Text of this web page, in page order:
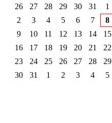
26
27 28 29 30 31
1
2
3 4 5 6 7
8
9
10 11 12 13 14
15
16
17 18 19 20 21
22
23
24 25 26 27 28
29
30
31 1 2 3 4 5